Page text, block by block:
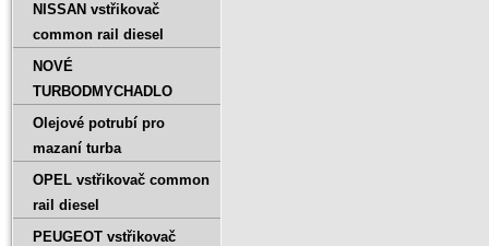
NISSAN vstřikovač
common rail diesel
NOVÉ
TURBODMYCHADLO
Olejové potrubí pro
mazaní turba
OPEL vstřikovač common
rail diesel
PEUGEOT vstřikovač